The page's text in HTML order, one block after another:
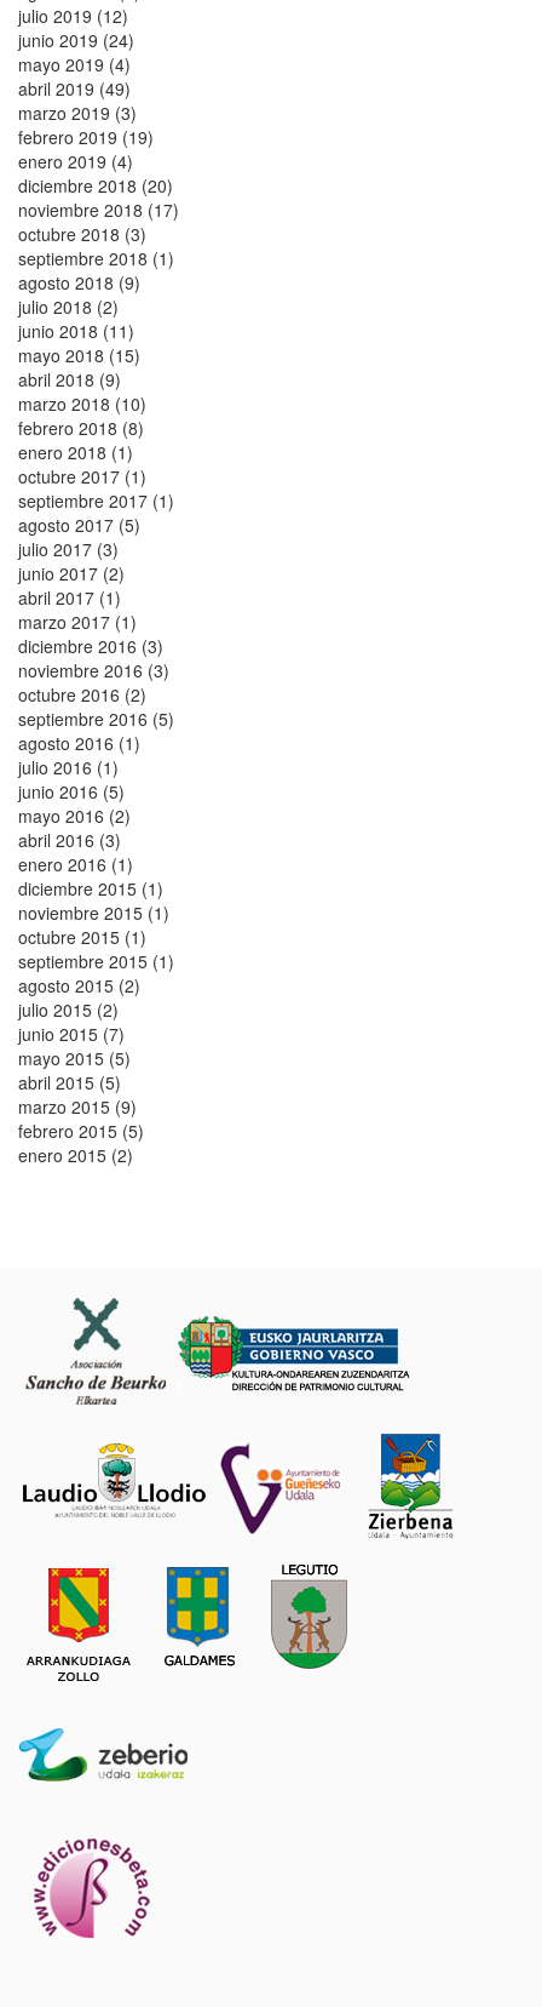
julio 2019 (12)
junio 2019 (24)
mayo 2019 (4)
abril 2019 (49)
marzo 2019 (3)
febrero 2019 (19)
enero 2019 (4)
diciembre 2018 (20)
noviembre 2018 (17)
octubre 2018 (3)
septiembre 2018 (1)
agosto 2018 (9)
julio 2018 (2)
junio 2018 (11)
mayo 2018 (15)
abril 2018 (9)
marzo 2018 (10)
febrero 2018 (8)
enero 2018 (1)
octubre 2017 (1)
septiembre 2017 (1)
agosto 2017 (5)
julio 2017 (3)
junio 2017 (2)
abril 2017 (1)
marzo 2017 (1)
diciembre 2016 (3)
noviembre 2016 (3)
octubre 2016 (2)
septiembre 2016 (5)
agosto 2016 (1)
julio 2016 (1)
junio 2016 (5)
mayo 2016 (2)
abril 2016 (3)
enero 2016 (1)
diciembre 2015 (1)
noviembre 2015 (1)
octubre 2015 (1)
septiembre 2015 (1)
agosto 2015 (2)
julio 2015 (2)
junio 2015 (7)
mayo 2015 (5)
abril 2015 (5)
marzo 2015 (9)
febrero 2015 (5)
enero 2015 (2)